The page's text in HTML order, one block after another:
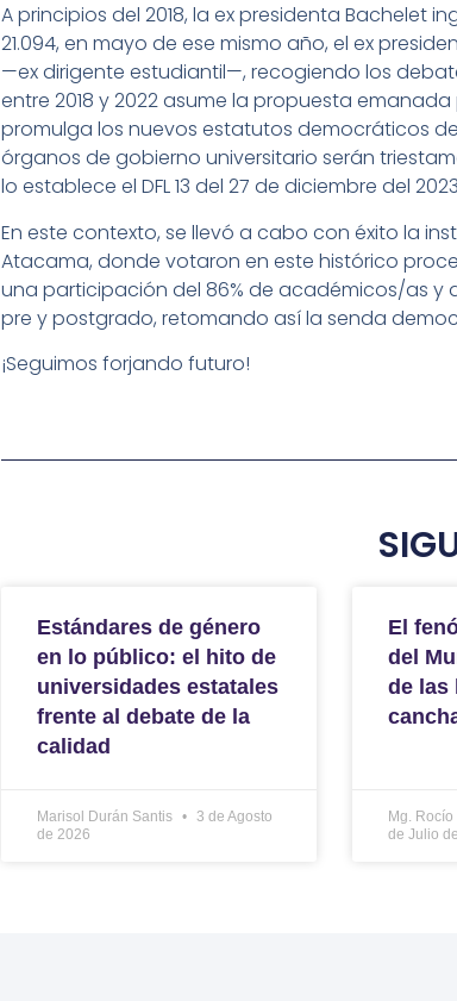
A principios del 2018, la ex presidenta Bachelet
21.094, en mayo de ese mismo año, el ex
—ex dirigente estudiantil—, recogiendo los
entre 2018 y 2022 asume la propuesta
promulga los nuevos estatutos democráticos
órganos de gobierno universitario serán
lo establece el DFL 13 del 27 de diciembre del
En este contexto, se llevó a cabo con éxito la
Atacama, donde votaron en este histórico
una participación del 86% de académicos/as y
pre y postgrado, retomando así la senda
¡Seguimos forjando futuro!
Estándares de género
en lo público: el hito de
universidades estatales
frente al debate de la
calidad
Marisol Durán Santis
3 de Agosto
de 2026
El
del
de las
Mg.
de Julio